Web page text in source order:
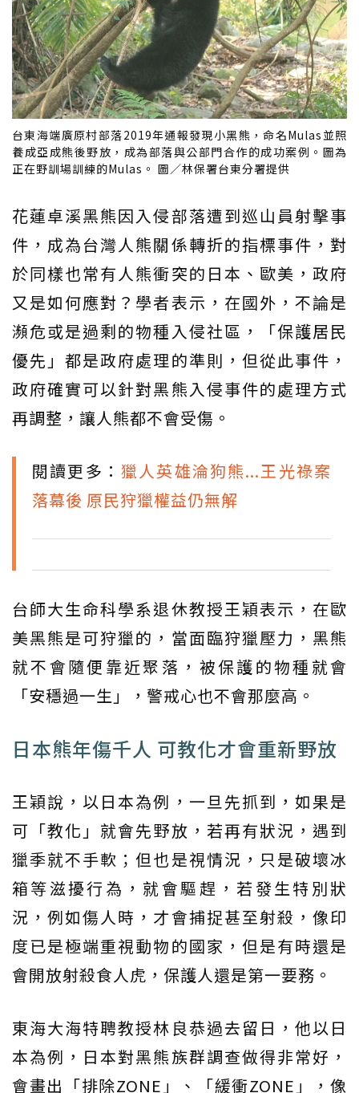
台東海端廣原村部落2019年通報發現小黑熊，命名Mulas並照
養成亞成熊後野放，成為部落與公部門合作的成功案例。圖為
正在野訓場訓練的Mulas。 圖／林保署台東分署提供
花蓮卓溪黑熊因入侵部落遭到巡山員射擊事
件，成為台灣人熊關係轉折的指標事件，對
於同樣也常有人熊衝突的日本、歐美，政府
又是如何應對？學者表示，在國外，不論是
瀕危或是過剩的物種入侵社區，「保護居民
優先」都是政府處理的準則，但從此事件，
政府確實可以針對黑熊入侵事件的處理方式
再調整，讓人熊都不會受傷。
閱讀更多： 獵人英雄淪狗熊...王光祿案
落幕後 原民狩獵權益仍無解
台師大生命科學系退休教授王穎表示，在歐
美黑熊是可狩獵的，當面臨狩獵壓力，黑熊
就不會隨便靠近聚落，被保護的物種就會
「安穩過一生」，警戒心也不會那麼高。
日本熊年傷千人 可教化才會重新野放
王穎說，以日本為例，一旦先抓到，如果是
可「教化」就會先野放，若再有狀況，遇到
獵季就不手軟；但也是視情況，只是破壞冰
箱等滋擾行為，就會驅趕，若發生特別狀
況，例如傷人時，才會捕捉甚至射殺，像印
度已是極端重視動物的國家，但是有時還是
會開放射殺食人虎，保護人還是第一要務。
東海大海特聘教授林良恭過去留日，他以日
本為例，日本對黑熊族群調查做得非常好，
會畫出「排除ZONE」、「緩衝ZONE」，像